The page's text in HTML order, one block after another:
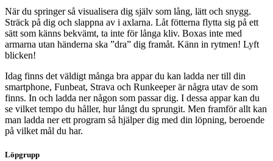
När du springer så visualisera dig själv som lång, lätt och snygg.
Sträck på dig och slappna av i axlarna. Låt fötterna flytta sig på ett
sätt som känns bekvämt, ta inte för långa kliv. Boxas inte med
armarna utan händerna ska ”dra” dig framåt. Känn in rytmen! Lyft
blicken!
Idag finns det väldigt många bra appar du kan ladda ner till din
smartphone, Funbeat, Strava och Runkeeper är några utav de som
finns. In och ladda ner någon som passar dig. I dessa appar kan du
se vilket tempo du håller, hur långt du sprungit. Men framför allt kan
man ladda ner ett program så hjälper dig med din löpning, beroende
på vilket mål du har.
Löpgrupp